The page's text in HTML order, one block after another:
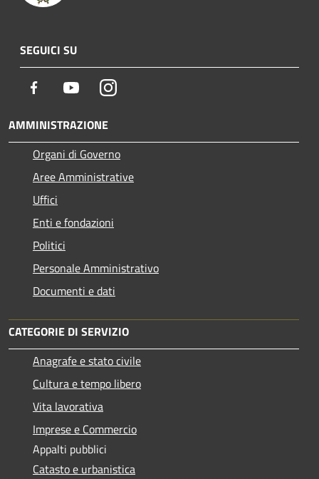
SEGUICI SU
Facebook YoutubeInstagram
AMMINISTRAZIONE
Organi di Governo
Aree Amministrative
Uffici
Enti e fondazioni
Politici
Personale Amministrativo
Documenti e dati
CATEGORIE DI SERVIZIO
Anagrafe e stato civile
Cultura e tempo libero
Vita lavorativa
Imprese e Commercio
Appalti pubblici
Catasto e urbanistica